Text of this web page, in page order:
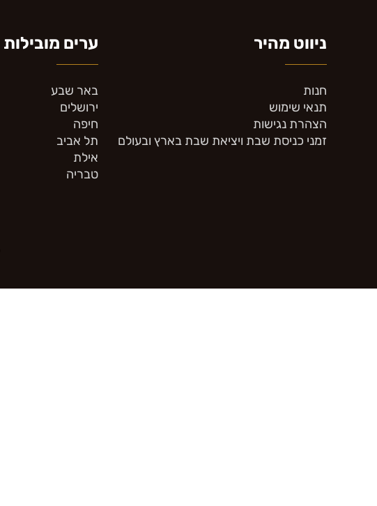
ערים מובילות
באר שבע
ירושלים
חיפה
תל אביב
אילת
טבריה
ניווט מהיר
חנות
תנאי שימוש
הצהרת נגישות
זמני כניסת שבת ויציאת שבת בארץ ובעולם